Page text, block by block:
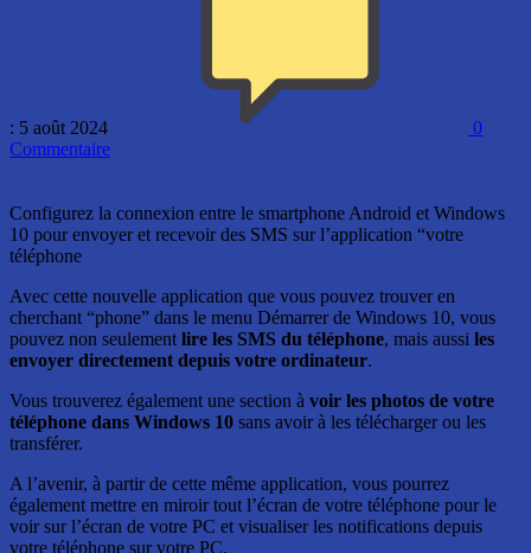
: 5 août 2024
0
Commentaire
Configurez la connexion entre le smartphone Android et Windows
10 pour envoyer et recevoir des SMS sur l’application “votre
téléphone
Avec cette nouvelle application que vous pouvez trouver en
cherchant “phone” dans le menu Démarrer de Windows 10, vous
pouvez non seulement lire les SMS du téléphone, mais aussi les
envoyer directement depuis votre ordinateur.
Vous trouverez également une section à voir les photos de votre
téléphone dans Windows 10 sans avoir à les télécharger ou les
transférer.
A l’avenir, à partir de cette même application, vous pourrez
également mettre en miroir tout l’écran de votre téléphone pour le
voir sur l’écran de votre PC et visualiser les notifications depuis
votre téléphone sur votre PC.